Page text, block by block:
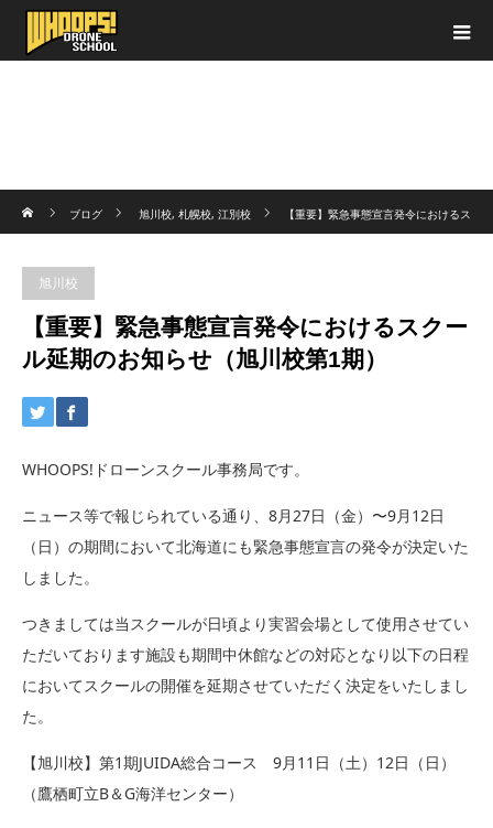
ブログ
旭川校, 札幌校, 江別校 【重要】緊急事態宣言発令におけるス
旭川校
【重要】緊急事態宣言発令におけるスクー
ル延期のお知らせ（旭川校第1期）
WHOOPS!ドローンスクール事務局です。
ニュース等で報じられている通り、8月27日（金）〜9月12日
（日）の期間において北海道にも緊急事態宣言の発令が決定いた
しました。
つきましては当スクールが日頃より実習会場として使用させてい
ただいております施設も期間中休館などの対応となり以下の日程
においてスクールの開催を延期させていただく決定をいたしまし
た。
【旭川校】第1期JUIDA総合コース 9月11日（土）12日（日）
（鷹栖町立B＆G海洋センター）